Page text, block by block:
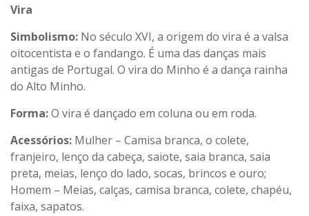
Vira
Simbolismo: No século XVI, a origem do vira é a valsa
oitocentista e o fandango. É uma das danças mais
antigas de Portugal. O vira do Minho é a dança rainha
do Alto Minho.
Forma:O vira é dançado em coluna ou em roda.
Acessórios: Mulher – Camisa branca, o colete,
franjeiro, lenço da cabeça, saiote, saia branca, saia
preta, meias, lenço do lado, socas, brincos e ouro;
Homem – Meias, calças, camisa branca, colete, chapéu,
faixa, sapatos.